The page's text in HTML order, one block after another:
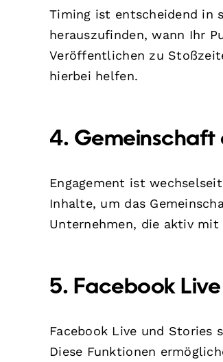
Timing ist entscheidend in
herauszufinden, wann Ihr
Veröffentlichen zu
hierbei helfen.
4.
Engagement ist
Inhalte, um das
Unternehmen, die aktiv
5. Facebook
Facebook Live und Stories
Diese Funktionen